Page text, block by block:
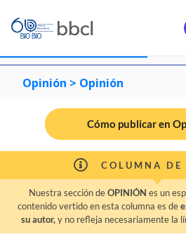
Opinión > Opinión
Cómo publicar en
COLUMNA DE
Nuestra sección deOPINIÓN es un
contenido vertido en esta columna es de
su autor,y no refleja necesariamente la